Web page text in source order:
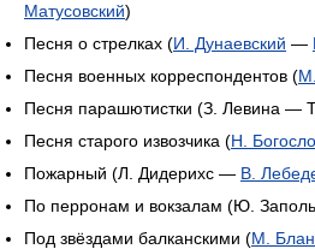
Матусовский)
Песня о стрелках (И. Дунаевский —
Песня военных корреспондентов (
Песня парашютистки (З. Левина —
Песня старого извозчика (Н.
Пожарный (Л. Дидерихс — В.
По перронам и вокзалам (Ю.
Под звёздами балканскими (М.